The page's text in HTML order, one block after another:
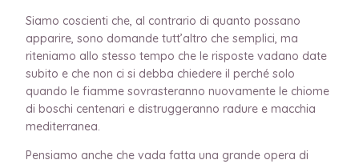
Siamo coscienti che, al contrario di quanto possano
apparire, sono domande tutt’altro che semplici, ma
riteniamo allo stesso tempo che le risposte vadano date
subito e che non ci si debba chiedere il perché solo
quando le fiamme sovrasteranno nuovamente le chiome
di boschi centenari e distruggeranno radure e macchia
mediterranea.
Pensiamo anche che vada fatta una grande opera di